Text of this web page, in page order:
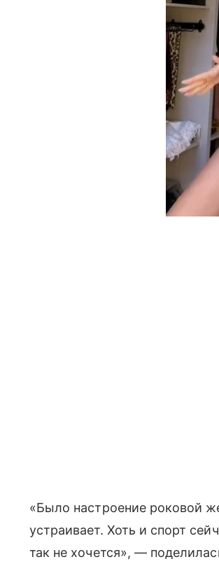
«Было настроение роковой
устраивает. Хоть и спорт
так не хочется», —